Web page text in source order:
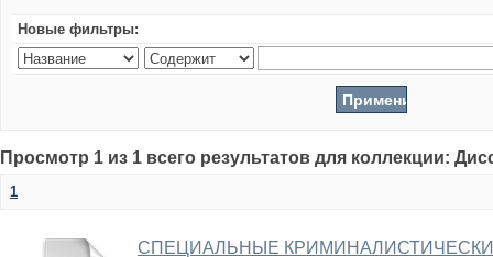
Новые фильтры:
Просмотр 1 из 1 всего результатов для коллекции:
1
СПЕЦИАЛЬНЫЕ